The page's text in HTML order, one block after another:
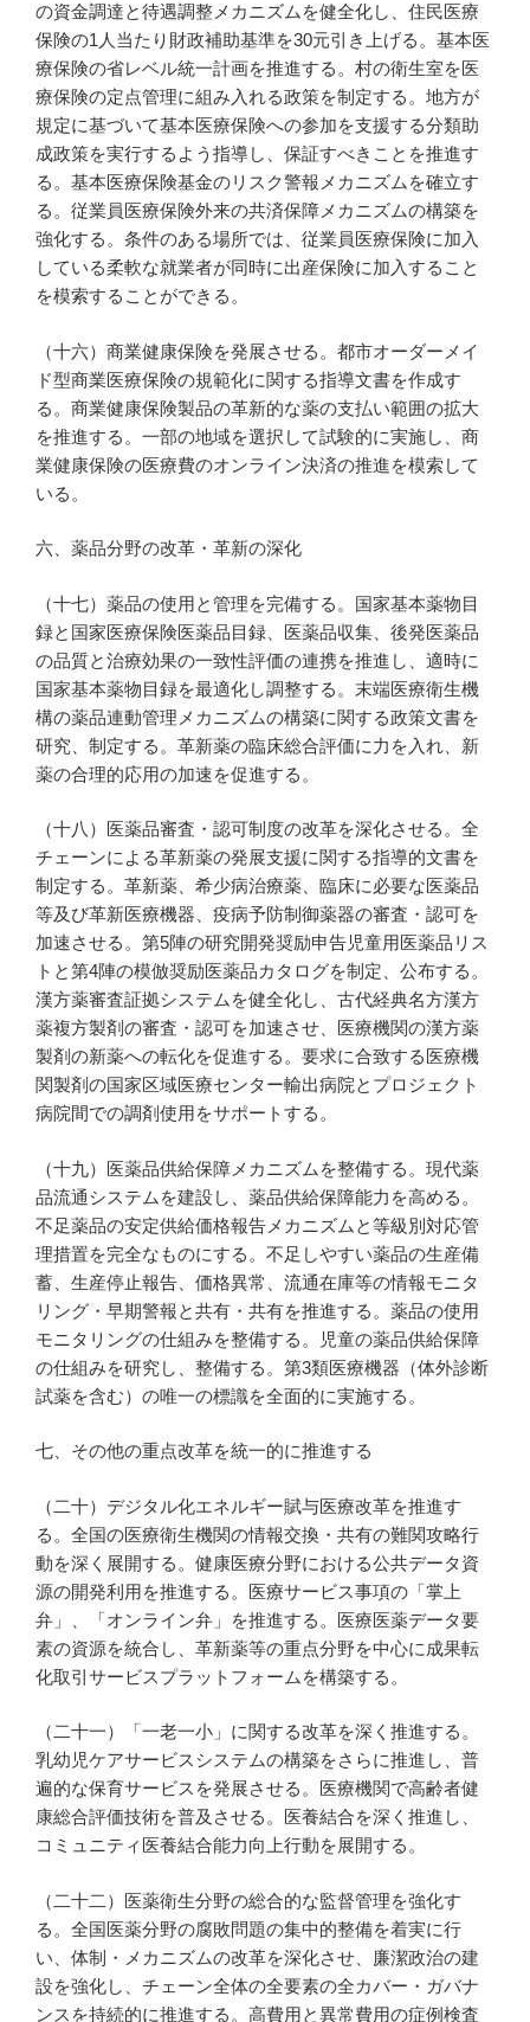
の資金調達と待遇調整メカニズムを健全化し、住民医療
保険の1人当たり財政補助基準を30元引き上げる。基本医
療保険の省レベル統一計画を推進する。村の衛生室を医
療保険の定点管理に組み入れる政策を制定する。地方が
規定に基づいて基本医療保険への参加を支援する分類助
成政策を実行するよう指導し、保証すべきことを推進す
る。基本医療保険基金のリスク警報メカニズムを確立す
る。従業員医療保険外来の共済保障メカニズムの構築を
強化する。条件のある場所では、従業員医療保険に加入
している柔軟な就業者が同時に出産保険に加入すること
を模索することができる。
（十六）商業健康保険を発展させる。都市オーダーメイ
ド型商業医療保険の規範化に関する指導文書を作成す
る。商業健康保険製品の革新的な薬の支払い範囲の拡大
を推進する。一部の地域を選択して試験的に実施し、商
業健康保険の医療費のオンライン決済の推進を模索して
いる。
六、薬品分野の改革・革新の深化
（十七）薬品の使用と管理を完備する。国家基本薬物目
録と国家医療保険医薬品目録、医薬品収集、後発医薬品
の品質と治療効果の一致性評価の連携を推進し、適時に
国家基本薬物目録を最適化し調整する。末端医療衛生機
構の薬品連動管理メカニズムの構築に関する政策文書を
研究、制定する。革新薬の臨床総合評価に力を入れ、新
薬の合理的応用の加速を促進する。
（十八）医薬品審査・認可制度の改革を深化させる。全
チェーンによる革新薬の発展支援に関する指導的文書を
制定する。革新薬、希少病治療薬、臨床に必要な医薬品
等及び革新医療機器、疫病予防制御薬器の審査・認可を
加速させる。第5陣の研究開発奨励申告児童用医薬品リス
トと第4陣の模倣奨励医薬品カタログを制定、公布する。
漢方薬審査証拠システムを健全化し、古代経典名方漢方
薬複方製剤の審査・認可を加速させ、医療機関の漢方薬
製剤の新薬への転化を促進する。要求に合致する医療機
関製剤の国家区域医療センター輸出病院とプロジェクト
病院間での調剤使用をサポートする。
（十九）医薬品供給保障メカニズムを整備する。現代薬
品流通システムを建設し、薬品供給保障能力を高める。
不足薬品の安定供給価格報告メカニズムと等級別対応管
理措置を完全なものにする。不足しやすい薬品の生産備
蓄、生産停止報告、価格異常、流通在庫等の情報モニタ
リング・早期警報と共有・共有を推進する。薬品の使用
モニタリングの仕組みを整備する。児童の薬品供給保障
の仕組みを研究し、整備する。第3類医療機器（体外診断
試薬を含む）の唯一の標識を全面的に実施する。
七、その他の重点改革を統一的に推進する
（二十）デジタル化エネルギー賦与医療改革を推進す
る。全国の医療衛生機関の情報交換・共有の難関攻略行
動を深く展開する。健康医療分野における公共データ資
源の開発利用を推進する。医療サービス事項の「掌上
弁」、「オンライン弁」を推進する。医療医薬データ要
素の資源を統合し、革新薬等の重点分野を中心に成果転
化取引サービスプラットフォームを構築する。
（二十一）「一老一小」に関する改革を深く推進する。
乳幼児ケアサービスシステムの構築をさらに推進し、普
遍的な保育サービスを発展させる。医療機関で高齢者健
康総合評価技術を普及させる。医養結合を深く推進し、
コミュニティ医養結合能力向上行動を展開する。
（二十二）医薬衛生分野の総合的な監督管理を強化す
る。全国医薬分野の腐敗問題の集中的整備を着実に行
い、体制・メカニズムの改革を深化させ、廉潔政治の建
設を強化し、チェーン全体の全要素の全カバー・ガバナ
ンスを持続的に推進する。高費用と異常費用の症例検査